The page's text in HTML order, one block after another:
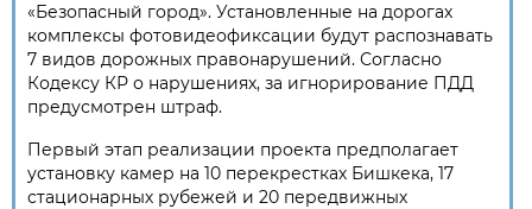
«Безопасный город». Установленные на дорогах
комплексы фотовидеофиксации будут распознавать
7 видов дорожных правонарушений. Согласно
Кодексу КР о нарушениях, за игнорирование ПДД
предусмотрен штраф.
Первый этап реализации проекта предполагает
установку камер на 10 перекрестках Бишкека, 17
стационарных рубежей и 20 передвижных